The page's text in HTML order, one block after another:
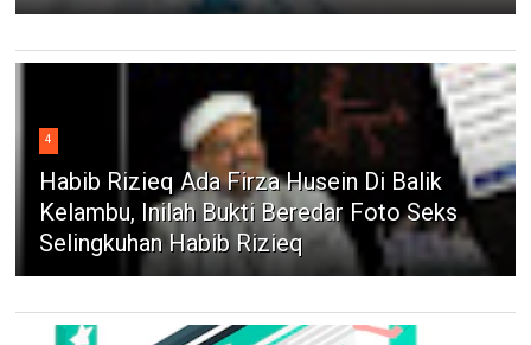
4
Habib Rizieq Ada Firza Husein Di Balik
Kelambu, Inilah Bukti Beredar Foto Seks
Selingkuhan Habib Rizieq